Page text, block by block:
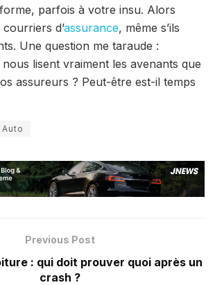
parfois à votre insu. Alors
d’assurance, même s’ils
Une question me taraude :
nous lisent vraiment les avenants que
assureurs ? Peut-être est-il temps
Previous Post
: qui doit prouver quoi après un
crash ?